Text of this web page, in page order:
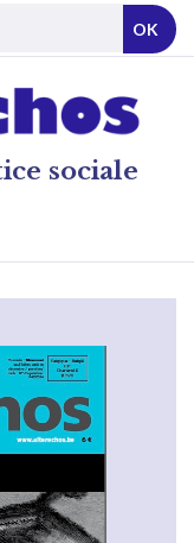
sociale
OK